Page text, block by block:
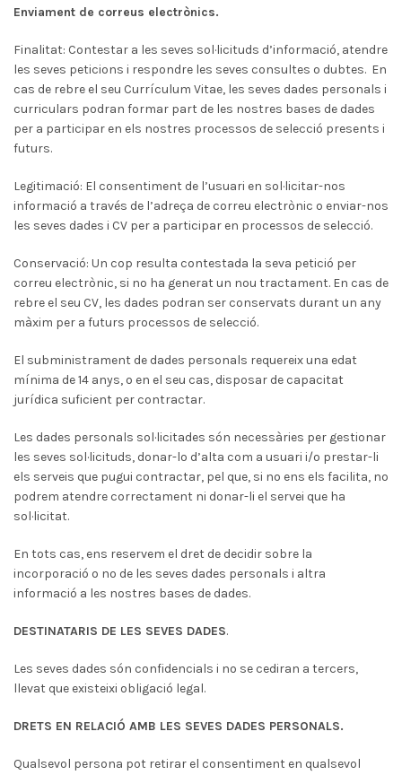
Enviament de correus electrònics.
Finalitat: Contestar a les seves sol·licituds d’informació, atendre
les seves peticions i respondre les seves consultes o dubtes. En
cas de rebre el seu Currículum Vitae, les seves dades personals i
curriculars podran formar part de les nostres bases de dades
per a participar en els nostres processos de selecció presents i
futurs.
Legitimació: El consentiment de l’usuari en sol·licitar-nos
informació a través de l’adreça de correu electrònic o enviar-nos
les seves dades i CV per a participar en processos de selecció.
Conservació: Un cop resulta contestada la seva petició per
correu electrònic, si no ha generat un nou tractament. En cas de
rebre el seu CV, les dades podran ser conservats durant un any
màxim per a futurs processos de selecció.
El subministrament de dades personals requereix una edat
mínima de 14 anys, o en el seu cas, disposar de capacitat
jurídica suficient per contractar.
Les dades personals sol·licitades són necessàries per gestionar
les seves sol·licituds, donar-lo d’alta com a usuari i/o prestar-li
els serveis que pugui contractar, pel que, si no ens els facilita, no
podrem atendre correctament ni donar-li el servei que ha
sol·licitat.
En tots cas, ens reservem el dret de decidir sobre la
incorporació o no de les seves dades personals i altra
informació a les nostres bases de dades.
DESTINATARIS DE LES SEVES DADES.
Les seves dades són confidencials i no se cediran a tercers,
llevat que existeixi obligació legal.
DRETS EN RELACIÓ AMB LES SEVES DADES PERSONALS.
Qualsevol persona pot retirar el consentiment en qualsevol